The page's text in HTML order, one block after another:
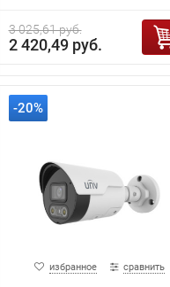
3 025,61 руб.
2 420,49 руб.
-20%
избранное сравнить